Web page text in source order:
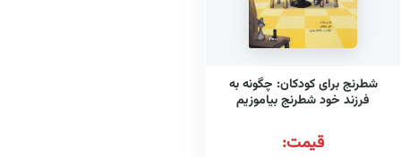
شطرنج برای کودکان: چگونه به
فرزند خود شطرنج بیاموزیم
کودکان (مصور رنگی)
قیمت: